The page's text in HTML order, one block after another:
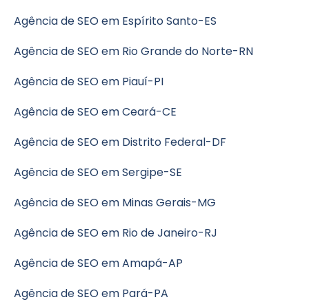
Agência de SEO em Espírito Santo-ES
Agência de SEO em Rio Grande do Norte-RN
Agência de SEO em Piauí-PI
Agência de SEO em Ceará-CE
Agência de SEO em Distrito Federal-DF
Agência de SEO em Sergipe-SE
Agência de SEO em Minas Gerais-MG
Agência de SEO em Rio de Janeiro-RJ
Agência de SEO em Amapá-AP
Agência de SEO em Pará-PA